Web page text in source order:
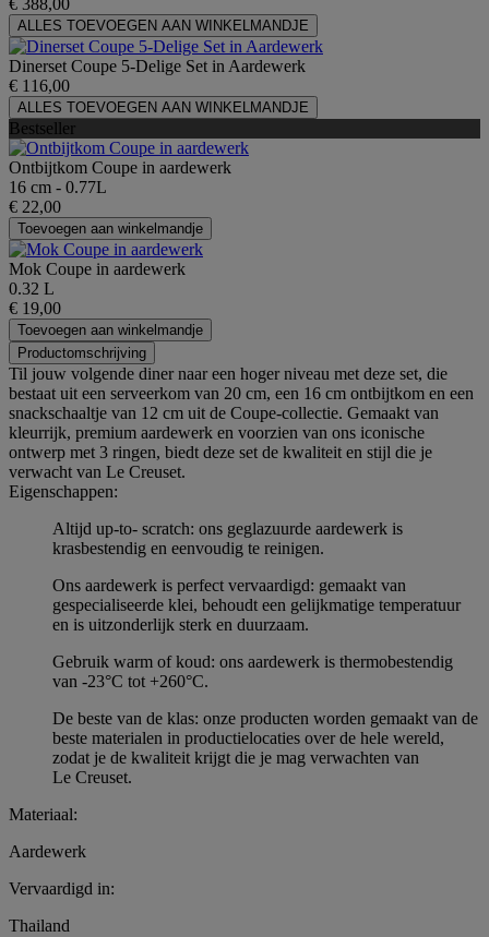
€ 388,00
ALLES TOEVOEGEN AAN WINKELMANDJE
Dinerset Coupe 5-Delige Set in Aardewerk
€ 116,00
ALLES TOEVOEGEN AAN WINKELMANDJE
Bestseller
Ontbijtkom Coupe in aardewerk
16 cm - 0.77L
€ 22,00
Toevoegen aan winkelmandje
Mok Coupe in aardewerk
0.32 L
€ 19,00
Toevoegen aan winkelmandje
Productomschrijving
Til jouw volgende diner naar een hoger niveau met deze set, die
bestaat uit een serveerkom van 20 cm, een 16 cm ontbijtkom en een
snackschaaltje van 12 cm uit de Coupe-collectie. Gemaakt van
kleurrijk, premium aardewerk en voorzien van ons iconische
ontwerp met 3 ringen, biedt deze set de kwaliteit en stijl die je
verwacht van Le Creuset.
Eigenschappen:
Altijd up-to- scratch: ons geglazuurde aardewerk is
krasbestendig en eenvoudig te reinigen.
Ons aardewerk is perfect vervaardigd: gemaakt van
gespecialiseerde klei, behoudt een gelijkmatige temperatuur
en is uitzonderlijk sterk en duurzaam.
Gebruik warm of koud: ons aardewerk is thermobestendig
van -23°C tot +260°C.
De beste van de klas: onze producten worden gemaakt van de
beste materialen in productielocaties over de hele wereld,
zodat je de kwaliteit krijgt die je mag verwachten van
Le Creuset.
Materiaal:
Aardewerk
Vervaardigd in:
Thailand